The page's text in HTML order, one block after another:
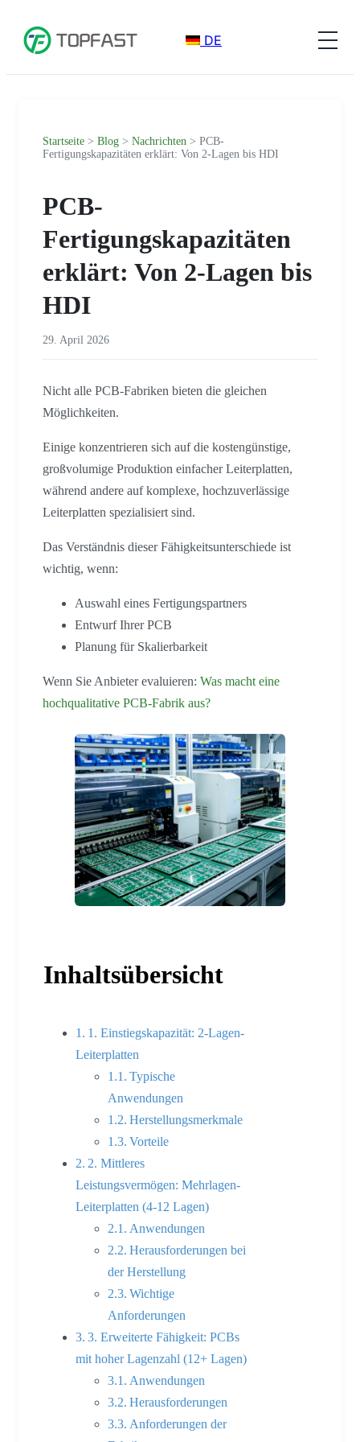
DE
Startseite > Blog > Nachrichten > PCB-
Fertigungskapazitäten erklärt: Von 2-Lagen bis HDI
PCB-
Fertigungskapazitäten
erklärt: Von 2-Lagen bis
HDI
29. April 2026
Nicht alle PCB-Fabriken bieten die gleichen
Möglichkeiten.
Einige konzentrieren sich auf die kostengünstige,
großvolumige Produktion einfacher Leiterplatten,
während andere auf komplexe, hochzuverlässige
Leiterplatten spezialisiert sind.
Das Verständnis dieser Fähigkeitsunterschiede ist
wichtig, wenn:
Auswahl eines Fertigungspartners
Entwurf Ihrer PCB
Planung für Skalierbarkeit
Wenn Sie Anbieter evaluieren: Was macht eine
hochqualitative PCB-Fabrik aus?
Inhaltsübersicht
1. Einstiegskapazität: 2-Lagen-
Leiterplatten
Typische
Anwendungen
Herstellungsmerkmale
Vorteile
2. Mittleres
Leistungsvermögen: Mehrlagen-
Leiterplatten (4-12 Lagen)
Anwendungen
Herausforderungen bei
der Herstellung
Wichtige
Anforderungen
3. Erweiterte Fähigkeit: PCBs
mit hoher Lagenzahl (12+ Lagen)
Anwendungen
Herausforderungen
Anforderungen der